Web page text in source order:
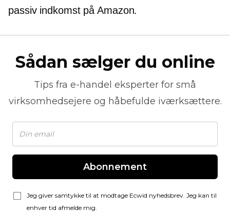
passiv indkomst på Amazon.
Sådan sælger du online
Tips fra e-handel eksperter for små
virksomhedsejere og håbefulde iværksættere.
Abonnement
Jeg giver samtykke til at modtage Ecwid nyhedsbrev. Jeg kan til
enhver tid afmelde mig.